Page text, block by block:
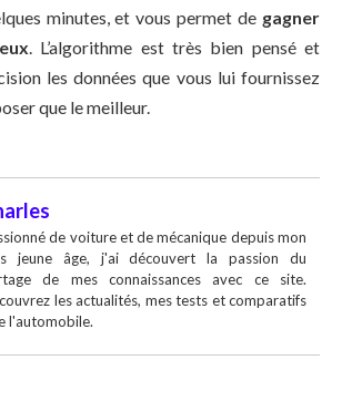
minutes, et vous permet de gagner
. L’algorithme est très bien pensé et
les données que vous lui fournissez
que le meilleur.
de voiture et de mécanique depuis mon
jeune âge, j'ai découvert la passion du
de mes connaissances avec ce site.
les actualités, mes tests et comparatifs
l'automobile.